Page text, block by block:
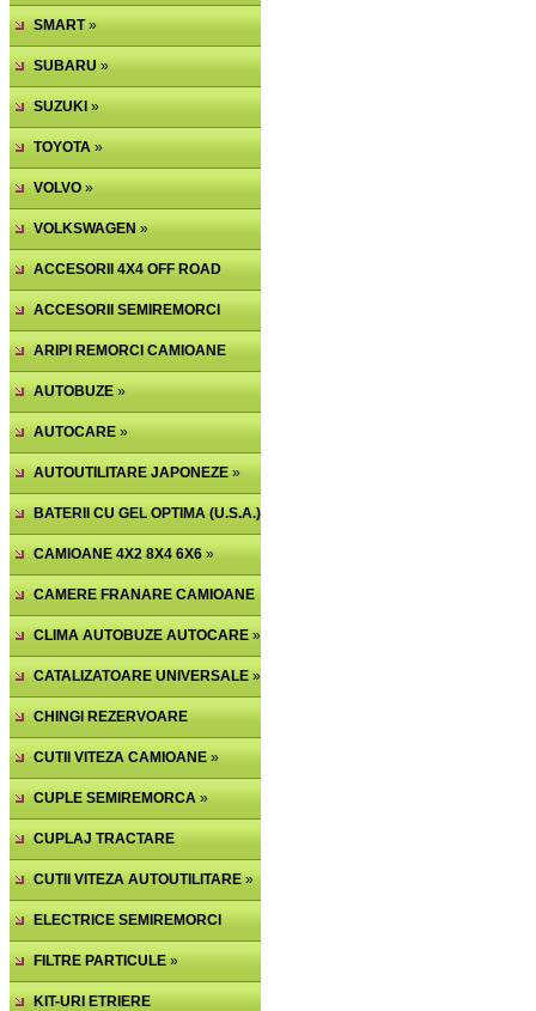
SMART»
SUBARU »
SUZUKI »
TOYOTA »
VOLVO »
VOLKSWAGEN »
ACCESORII 4X4 OFF ROAD
ACCESORII SEMIREMORCI
ARIPI REMORCI CAMIOANE
AUTOBUZE »
AUTOCARE »
AUTOUTILITARE JAPONEZE »
BATERII CU GEL OPTIMA (U.S.A.)
CAMIOANE 4X2 8X4 6X6 »
CAMERE FRANARE CAMIOANE
» CLIMA AUTOBUZE AUTOCARE »
CATALIZATOARE UNIVERSALE »
CHINGI REZERVOARE
ACCESORII
CUTII VITEZA CAMIOANE »
CUPLE SEMIREMORCA »
CUPLAJ TRACTARE
SEMIREMORCA»
CUTII VITEZA AUTOUTILITARE »
ELECTRICE SEMIREMORCI
FILTRE PARTICULE »
KIT-URI ETRIERE